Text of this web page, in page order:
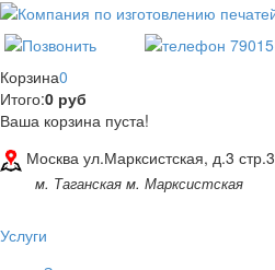
Корзина0
Итого:0 руб
Ваша корзина пуста!
Москва ул.Марксистская, д.3 стр.3
м. Таганская м. Марксистская
Услуги